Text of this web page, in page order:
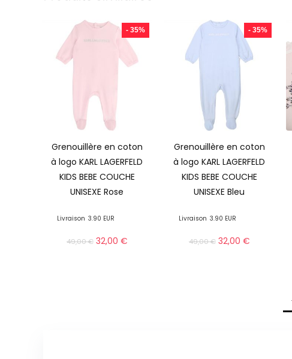
- 35%
Grenouillère en coton
à logo KARL LAGERFELD
KIDS BEBE COUCHE
UNISEXE Rose
Livraison 3.90 EUR
49,00€ 32,00 €
- 35%
Grenouillère en coton
à logo KARL LAGERFELD
KIDS BEBE COUCHE
UNISEXE Bleu
Livraison 3.90 EUR
49,00€ 32,00 €